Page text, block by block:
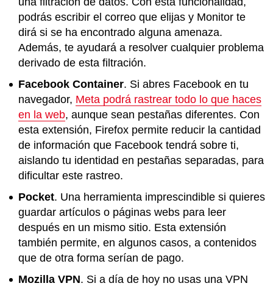
podrás escribir el correo que elijas y Monitor te
dirá si se ha encontrado alguna amenaza.
Además, te ayudará a resolver cualquier problema
derivado de esta filtración.
Facebook Container. Si abres Facebook en tu
navegador, Meta podrá rastrear todo lo que haces
en la web, aunque sean pestañas diferentes. Con
esta extensión, Firefox permite reducir la cantidad
de información que Facebook tendrá sobre ti,
aislando tu identidad en pestañas separadas, para
dificultar este rastreo.
Pocket. Una herramienta imprescindible si quieres
guardar artículos o páginas webs para leer
después en un mismo sitio. Esta extensión
también permite, en algunos casos, a contenidos
que de otra forma serían de pago.
Mozilla VPN. Si a día de hoy no usas una VPN